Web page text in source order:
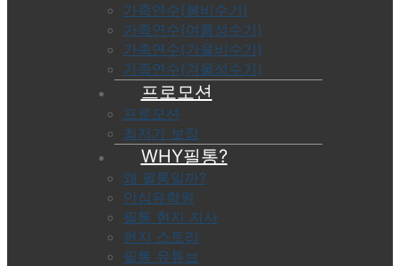
가족연수(봄비수기)
가족연수(여름성수기)
가족연수(가을비수기)
가족연수(겨울성수기)
프로모션
프로모션
최저가 보장
WHY필통?
왜 필통일까?
안심유학원
필통 현지 지사
현지 스토리
필통 유튜브